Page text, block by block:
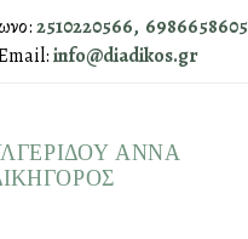
2510220566, 6986658605
info@diadikos.gr